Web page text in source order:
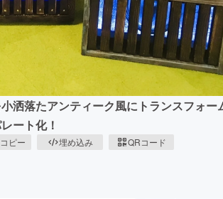
CAMPFIRE for Social Good
CAMPFIREふるさと納税machi-ya
洒落たアンティーク風にトランスフォー
ート化！
ピー 埋め込み QRコード